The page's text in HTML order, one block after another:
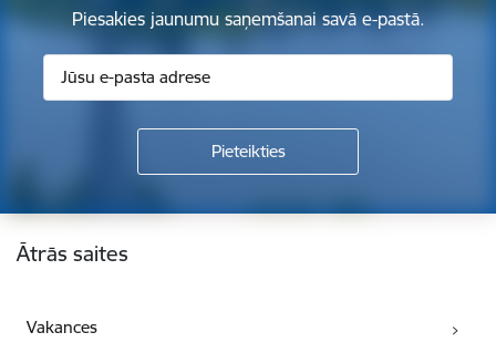
Piesakies jaunumu saņemšanai savā e-pastā.
Kājene
Ātrās saites
Vakances